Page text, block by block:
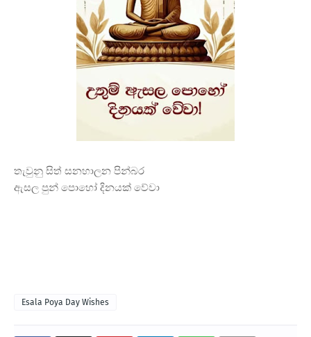
තැවුනු සිත් සනහාලන පින්බර
ඇසල පුන් පොහෝ දිනයක් වේවා
Esala Poya Day Wishes